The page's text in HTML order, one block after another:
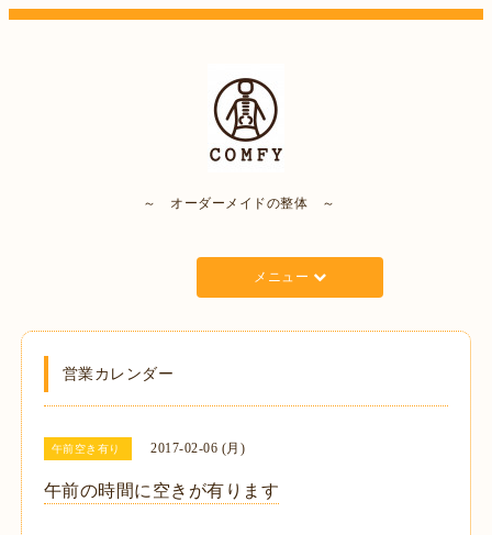
～ オーダーメイドの整体 ～
メニュー
営業カレンダー
午前空き有り 2017-02-06 (月)
午前の時間に空きが有ります